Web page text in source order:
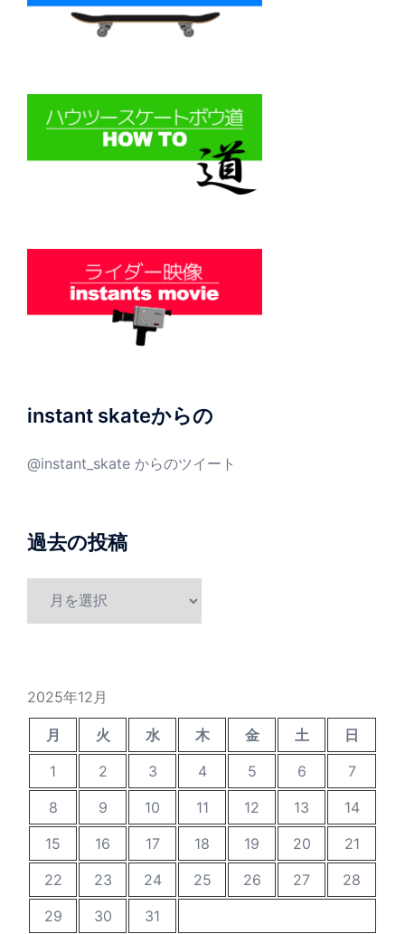
instant skateからの
@instant_skate からのツイート
過去の投稿
2025年12月
月 火 水 木 金 土
日
1
2 3 4 5 6
7
8
9 10 11 12 13
14
15
16 17 18 19 20
21
22
23 24 25 26 27
28
29
30
31